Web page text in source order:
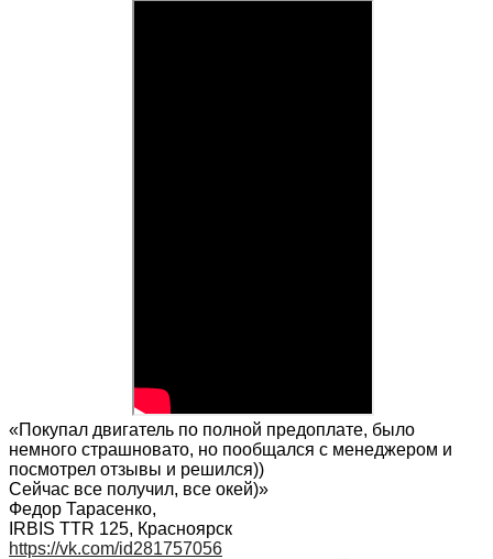
«Покупал двигатель по полной предоплате, было
немного страшновато, но пообщался с менеджером и
посмотрел отзывы и решился))
Сейчас все получил, все окей)»
Федор Тарасенко,
IRBIS TTR 125, Красноярск
https://vk.com/id281757056